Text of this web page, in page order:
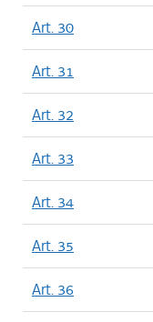
Art. 30
Art. 31
Art. 32
Art. 33
Art. 34
Art. 35
Art. 36